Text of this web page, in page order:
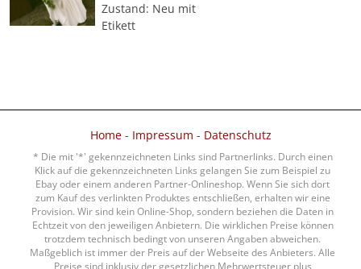
Zustand: Neu mit
Etikett
Home- Impressum - Datenschutz
* Die mit '*' gekennzeichneten Links sind Partnerlinks. Durch einen
Klick auf die gekennzeichneten Links gelangen Sie zum Beispiel zu
Ebay oder einem anderen Partner-Onlineshop. Wenn Sie sich dort
zum Kauf des verlinkten Produktes entschließen, erhalten wir eine
Provision. Wir sind kein Online-Shop, sondern beziehen die Daten in
Echtzeit von den jeweiligen Anbietern. Die wirklichen Preise können
trotzdem technisch bedingt von unseren Angaben abweichen.
Maßgeblich ist immer der Preis auf der Webseite des Anbieters. Alle
Preise sind inklusiv der gesetzlichen Mehrwertsteuer plus